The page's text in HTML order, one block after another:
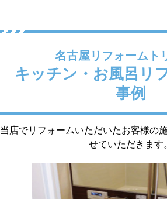
名古屋リフォームト
キッチン・お風呂リ
事例
当店でリフォームいただいたお客様の
せていただきます